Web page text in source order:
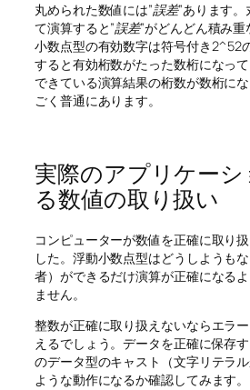
丸められた数値には”誤差”あります
て演算すると”誤差”がどんどん積み
小数点型の有効数字は符号付き2^52
すると有効桁数がたった数桁になっ
できている演算結果の桁数が数桁に
ごく普通にあります。
実際のアプリケー
る数値の取り扱い
コンピューターが数値を正確に取り
した。浮動小数点型はどうしようも
者）ができるだけ演算が正確になる
ません。
整数が正確に取り扱えないならエラ
えるでしょう。データを正確に保存
のデータ型のキャスト（文字リテラ
ような動作になるか確認してみます。